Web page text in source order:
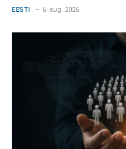
EESTI 6. aug. 2026